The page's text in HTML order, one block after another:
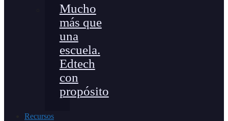
Mucho
más que
una
escuela.
Edtech
con
propósito
Recursos